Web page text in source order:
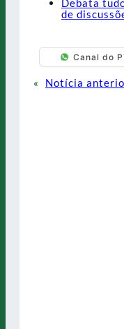
Debata
de
Canal do
«
Notícia